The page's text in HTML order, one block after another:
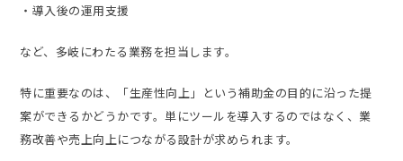
・導入後の運用支援
など、多岐にわたる業務を担当します。
特に重要なのは、「生産性向上」という補助金の目的に沿った提
案ができるかどうかです。単にツールを導入するのではなく、業
務改善や売上向上につながる設計が求められます。